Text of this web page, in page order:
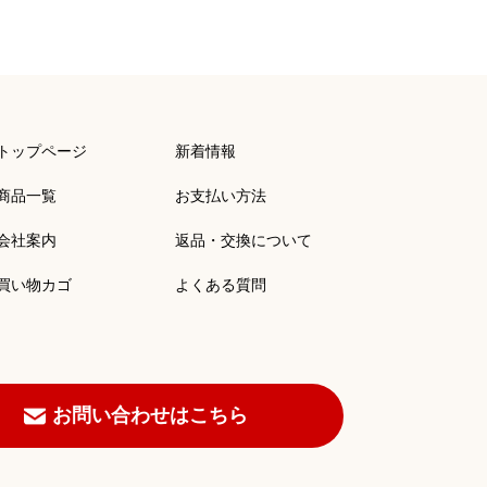
ップページ
品一覧
社案内
い物カゴ
新着情報
お支払い方法
返品・交換について
よくある質問
お問い合わせはこちら